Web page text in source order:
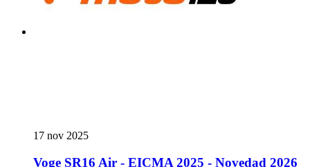
17 nov 2025
Voge SR16 Air - EICMA 2025 - Novedad 2026